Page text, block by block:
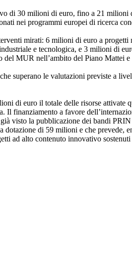
di 30 milioni di euro, fino a 21 milioni
nei programmi europei di ricerca
mirati: 6 milioni di euro a progetti
e tecnologica, e 3 milioni di
del MUR nell’ambito del Piano Mattei
superano le valutazioni previste a
di euro il totale delle risorse attivate
Il finanziamento a favore
visto la pubblicazione dei bandi
di 59 milioni e che prevede,
ad alto contenuto innovativo